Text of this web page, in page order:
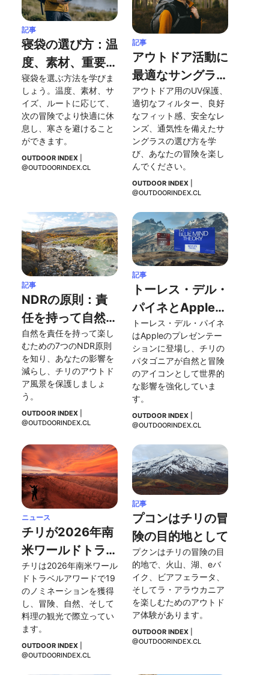
す。</p>
記事
寝袋の選び方：温
度、素材、重要な
アドバイス
寝袋を選ぶ方法を学びま
しょう。温度、素材、サ
イズ、ルートに応じて、
次の冒険でより快適に休
息し、寒さを避けること
ができます。
OUTDOOR INDEX
@OUTDOORINDEX.CL
記事
アウトドア活動に
最適なサングラス
を選ぶ方法は？
アウトドア用のUV保護、
適切なフィルター、良好
なフィット感、安全なレ
ンズ、通気性を備えたサ
ングラスの選び方を学
び、あなたの冒険を楽し
んでください。
OUTDOOR INDEX
@OUTDOORINDEX.CL
記事
NDRの原則：責
任を持って自然を
楽しむために
自然を責任を持って楽し
むための7つのNDR原則
を知り、あなたの影響を
減らし、チリのアウトド
ア風景を保護しましょ
う。
OUTDOOR INDEX
@OUTDOORINDEX.CL
記事
トーレス・デル・
パイネとAppleの
プレゼンテーショ
ンに登場した後の
影響
トーレス・デル・パイネ
はAppleのプレゼンテー
ションに登場し、チリの
パタゴニアが自然と冒険
のアイコンとして世界的
な影響を強化していま
す。
OUTDOOR INDEX
@OUTDOORINDEX.CL
ニュース
チリが2026年南
米ワールドトラベ
ルアワードで再び
輝く
チリは2026年南米ワール
ドトラベルアワードで19
のノミネーションを獲得
し、冒険、自然、そして
料理の観光で際立ってい
ます。
OUTDOOR INDEX
@OUTDOORINDEX.CL
記事
プコンはチリの冒
険の目的地として
プクンはチリの冒険の目
的地で、火山、湖、eバ
イク、ビアフェラータ、
そしてラ・アラウカニア
を楽しむためのアウトド
ア体験があります。
OUTDOOR INDEX
@OUTDOORINDEX.CL